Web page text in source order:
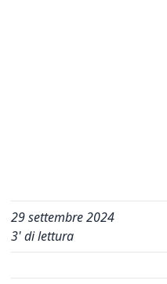
29 settembre 2024
3' di lettura